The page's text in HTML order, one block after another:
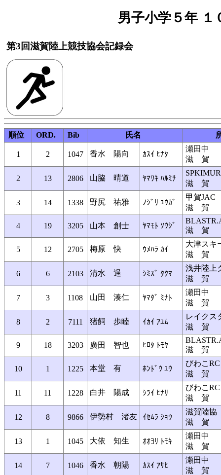
男子小学５年 １
第3回滋賀陸上競技協会記録会
順位 ORD. Bib 氏名
1 2 1047 香水 陽向 ｶｽｲ ﾋﾅﾀ
瀬田中
滋 賀
2 13 2806 山脇 晴道 ﾔﾏﾜｷ ﾊﾙﾐﾁ
滋 賀
3 14 1338 野尻 祐雅 ﾉｼﾞﾘ ﾕｳｶﾞ
甲賀JAC
滋 賀
4 19 3205 山本 創士 ﾔﾏﾓﾄ ｿｳｼﾞ
滋 賀
5 12 2705 梅原 快 ｳﾒﾊﾗ ｶｲ
大津スキ
滋 賀
6 6 2103 清水 逞 ｼﾐｽﾞ ﾀｸﾏ
浅井陸上
滋 賀
7 3 1108 山田 湊仁 ﾔﾏﾀﾞ ﾐﾅﾄ
瀬田中
滋 賀
8 2 7111 猪飼 歩睦 ｲｶｲ ｱﾕﾑ
レイクス
滋 賀
9 18 3203 廣田 智也 ﾋﾛﾀ ﾄﾓﾔ
滋 賀
10 1 1225 本堂 有 ﾎﾝﾄﾞｳ ﾕｳ
びわこRC
滋 賀
11 11 1228 白井 陽成 ｼﾗｲ ﾋﾅﾘ
びわこRC
滋 賀
12 8 9866 伊勢村 渚友 ｲｾﾑﾗ ｼｮｳ
滋賀陸協
滋 賀
13 1 1045 大依 知生 ｵｵﾖﾘ ﾄﾓｷ
瀬田中
滋 賀
14 7 1046 香水 朝陽 ｶｽｲ ｱｻﾋ
瀬田中
滋 賀